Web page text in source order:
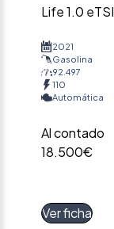
Life 1.0
2021
Gasolina
92.497
110
Automática
Al contado
18.500€
Ver ficha